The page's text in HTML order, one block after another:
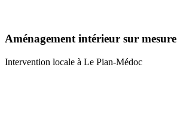
Aménagement intérieur sur mesure
Intervention locale à Le Pian-Médoc